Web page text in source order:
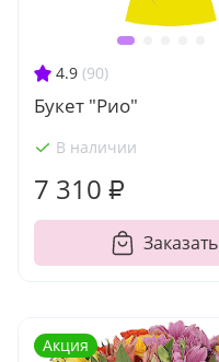
4.9 (90)
Букет "Рио"
В наличии
7 310 ₽
Заказать
Акция